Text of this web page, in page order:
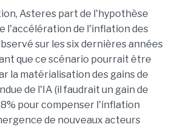
Asteres part de l'hypothèse
l'accélération de l'inflation des
sur les six dernières années
que ce scénario pourrait être
la matérialisation des gains de
de l'IA (il faudrait un gain de
pour compenser l'inflation
de nouveaux acteurs